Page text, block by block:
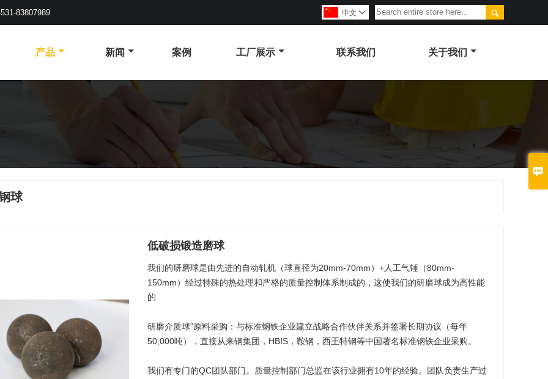

83807989 
中文 
产品 新闻 案例 工厂展示 联系我们 关于我们
球
低破损锻造磨球
我们的研磨球是由先进的自动轧机（球直径为20mm-70mm）+人工气锤（80mm-
150mm）经过特殊的热处理和严格的质量控制体系制成的，这使我们的研磨球成为高性能
的
研磨介质球”原料采购：与标准钢铁企业建立战略合作伙伴关系并签署长期协议（每年
50,000吨），直接从来钢集团，HBIS，鞍钢，西王特钢等中国著名标准钢铁企业采购。
我们有专门的QC团队部门。质量控制部门总监在该行业拥有10年的经验。团队负责生产过